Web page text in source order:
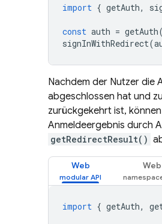
import { getAuth,
const auth = getAuth
signInWithRedirect(
Nachdem der Nutzer die
abgeschlossen hat und
zurückgekehrt ist, können
Anmeldeergebnis durch
getRedirectResult()
Web Web
import { getAuth,